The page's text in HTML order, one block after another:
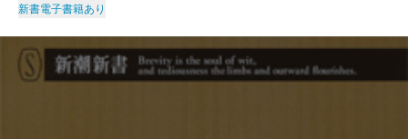
新書電子書籍あり